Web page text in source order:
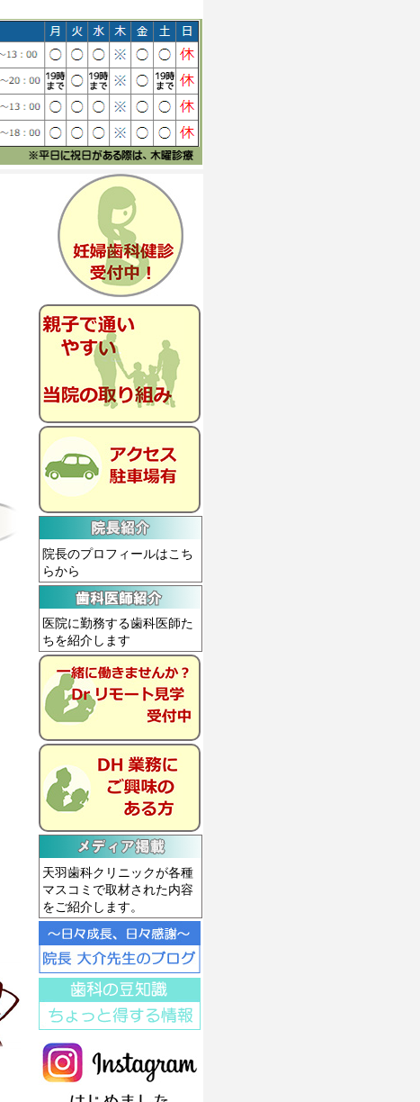
院長のプロフィールはこち
らから
医院に勤務する歯科医師た
ちを紹介します
天羽歯科クリニックが各種
マスコミで取材された内容
をご紹介します。